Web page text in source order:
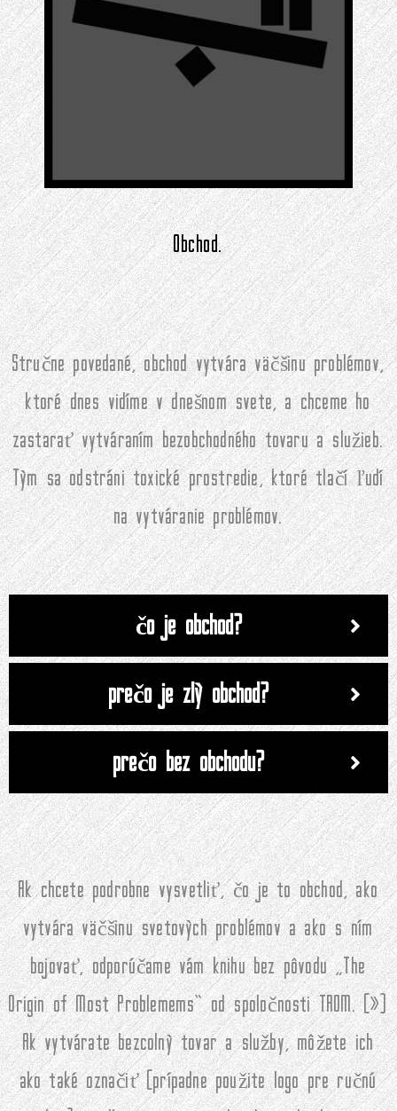
Obchod.
Stručne povedané, obchod vytvára väčšinu problémov,
ktoré dnes vidíme v dnešnom svete, a chceme ho
zastarať vytváraním bezobchodného tovaru a služieb.
Tým sa odstráni toxické prostredie, ktoré tlačí ľudí
na vytváranie problémov.
čo je obchod?
prečo je zlý obchod?
prečo bez obchodu?
Ak chcete podrobne vysvetliť, čo je to obchod, ako
vytvára väčšinu svetových problémov a ako s ním
bojovať, odporúčame vám knihu bez pôvodu „The
Origin of Most Problemems“ od spoločnosti TROM. (»)
Ak vytvárate bezcolný tovar a služby, môžete ich
ako také označiť (prípadne použite logo pre ručnú